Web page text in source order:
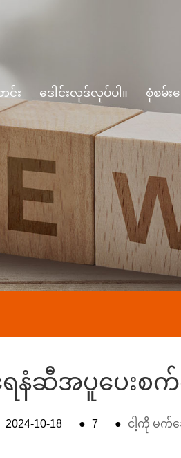
င်း ဒေါင်းလုဒ်လုပ်ပါ။ စုံစမ်းမ
ဉ်ရေနံဆီအပူပေ
2024-10-18 ● 7 ● ငါ့ကို မက်ဆ